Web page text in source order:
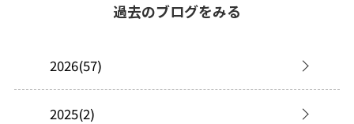
過去のブログをみる
2026(57)
2025(2)